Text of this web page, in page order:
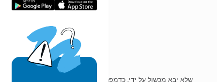
כלומר מה טיבה
שלא תארע תקלה
שלא יבא מכשול על ידי, כדמפרש בברייתא שלא אכשל בדבר הלכה